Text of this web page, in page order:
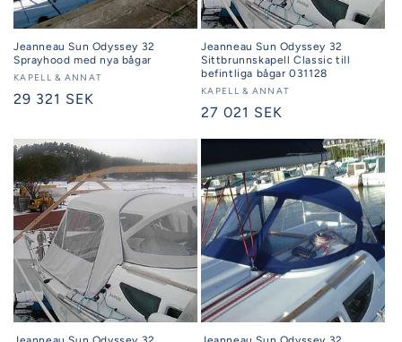
Jeanneau Sun Odyssey 32
Sprayhood med nya bågar
Säljare:
KAPELL & ANNAT
Ordinarie
29 321 SEK
Jeanneau Sun Odyssey 32
Sittbrunnskapell Classic till
befintliga bågar 031128
Säljare:
KAPELL & ANNAT
Ordinarie
27 021 SEK